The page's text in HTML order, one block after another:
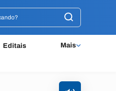
Editais Mais